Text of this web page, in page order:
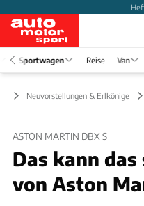
Sportwagen Reise Van
Neuvorstellungen & Erlkönige
ASTON MARTIN DBX S
Das kann
von Aston